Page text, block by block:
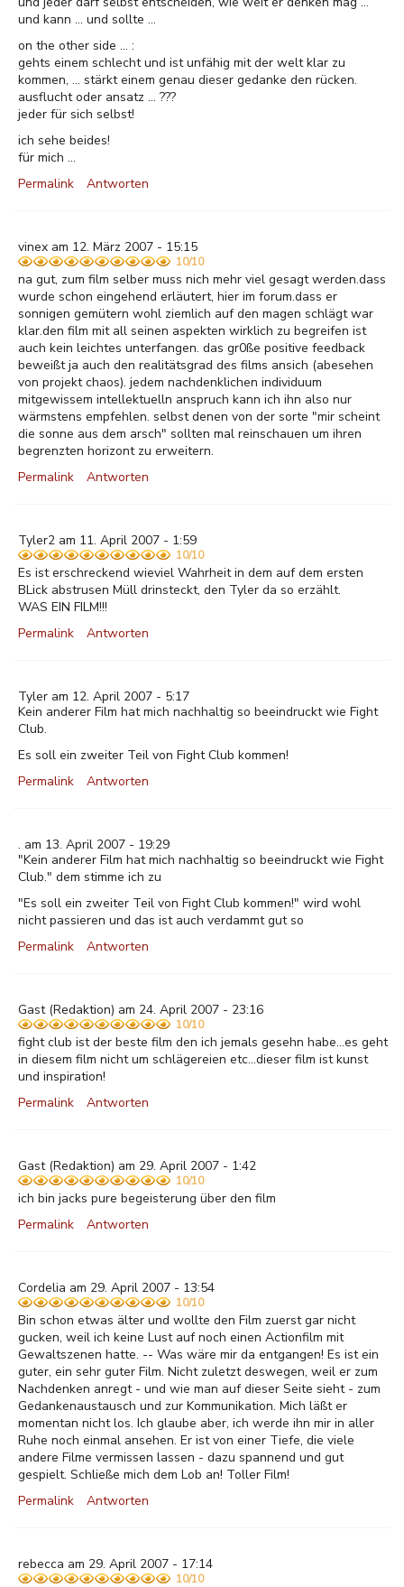
und kann ... und sollte ...
on the other side ... :
gehts einem schlecht und ist unfähig mit der welt klar zu
kommen, ... stärkt einem genau dieser gedanke den rücken.
ausflucht oder ansatz ... ???
jeder für sich selbst!
ich sehe beides!
für mich ...
Permalink
Antworten
vinex am 12. März 2007 - 15:15
10/10
na gut, zum film selber muss nich mehr viel gesagt werden.dass
wurde schon eingehend erläutert, hier im forum.dass er
sonnigen gemütern wohl ziemlich auf den magen schlägt war
klar.den film mit all seinen aspekten wirklich zu begreifen ist
auch kein leichtes unterfangen. das gr0ße positive feedback
beweißt ja auch den realitätsgrad des films ansich (abesehen
von projekt chaos). jedem nachdenklichen individuum
mitgewissem intellektuelln anspruch kann ich ihn also nur
wärmstens empfehlen. selbst denen von der sorte "mir scheint
die sonne aus dem arsch" sollten mal reinschauen um ihren
begrenzten horizont zu erweitern.
Permalink
Antworten
Tyler2 am 11. April 2007 - 1:59
10/10
Es ist erschreckend wieviel Wahrheit in dem auf dem ersten
BLick abstrusen Müll drinsteckt, den Tyler da so erzählt.
WAS EIN FILM!!!
Permalink
Antworten
Tyler am 12. April 2007 - 5:17
Kein anderer Film hat mich nachhaltig so beeindruckt wie Fight
Club.
Es soll ein zweiter Teil von Fight Club kommen!
Permalink
Antworten
. am 13. April 2007 - 19:29
"Kein anderer Film hat mich nachhaltig so beeindruckt wie Fight
Club." dem stimme ich zu
"Es soll ein zweiter Teil von Fight Club kommen!" wird wohl
nicht passieren und das ist auch verdammt gut so
Permalink
Antworten
Gast (Redaktion) am 24. April 2007 - 23:16
10/10
fight club ist der beste film den ich jemals gesehn habe...es geht
in diesem film nicht um schlägereien etc...dieser film ist kunst
und inspiration!
Permalink
Antworten
Gast (Redaktion) am 29. April 2007 - 1:42
10/10
ich bin jacks pure begeisterung über den film
Permalink
Antworten
Cordelia am 29. April 2007 - 13:54
10/10
Bin schon etwas älter und wollte den Film zuerst gar nicht
gucken, weil ich keine Lust auf noch einen Actionfilm mit
Gewaltszenen hatte. -- Was wäre mir da entgangen! Es ist ein
guter, ein sehr guter Film. Nicht zuletzt deswegen, weil er zum
Nachdenken anregt - und wie man auf dieser Seite sieht - zum
Gedankenaustausch und zur Kommunikation. Mich läßt er
momentan nicht los. Ich glaube aber, ich werde ihn mir in aller
Ruhe noch einmal ansehen. Er ist von einer Tiefe, die viele
andere Filme vermissen lassen - dazu spannend und gut
gespielt. Schließe mich dem Lob an! Toller Film!
Permalink
Antworten
rebecca am 29. April 2007 - 17:14
10/10